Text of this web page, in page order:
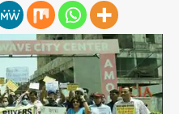
विमान हादसे का शिकार, कोई